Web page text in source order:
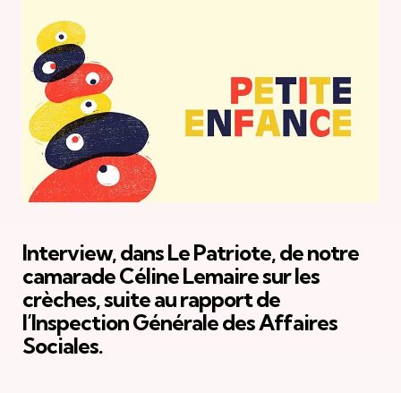
Interview, dans Le Patriote, de notre
camarade Céline Lemaire sur les
crèches, suite au rapport de
l’Inspection Générale des Affaires
Sociales.